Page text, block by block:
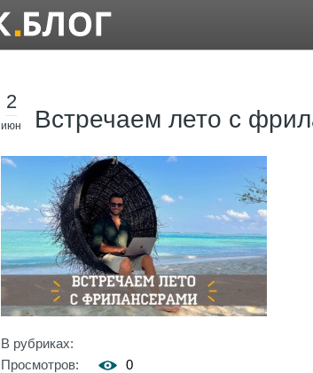
2
июн Встречаем лето с
В рубриках:
Просмотров:
0